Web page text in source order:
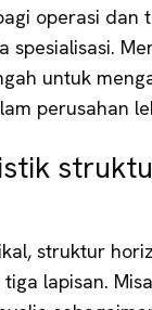
operasi dan
spesialisasi.
untuk
perusahan
struktur
lapisan.